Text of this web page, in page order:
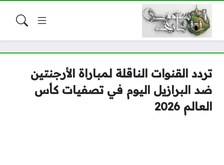
تردد القنوات الناقلة لمباراة الأرجنتين
ضد البرازيل اليوم في تصفيات كأس
العالم 2026